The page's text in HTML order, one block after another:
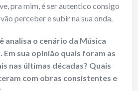
pra mim, é ser autentico consigo
perceber e subir na sua onda.
analisa o cenário da Música
sua opinião quais foram as
nas últimas décadas? Quais
com obras consistentes e